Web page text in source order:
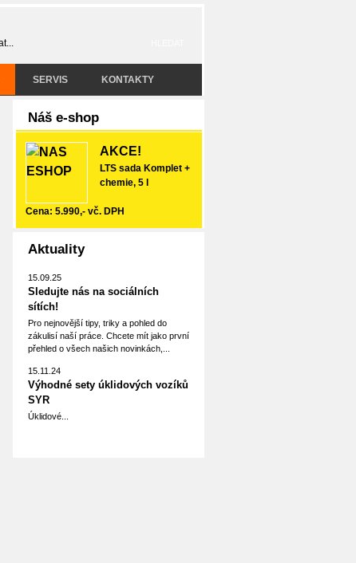
SERVIS KONTAKTY
Náš e-shop
AKCE!
LTS sada Komplet +
chemie, 5 l
Cena: 5.990,- vč. DPH
Aktuality
15.09.25
Sledujte nás na sociálních
sítích!
Pro nejnovější tipy, triky a pohled do
zákulisí naší práce. Chcete mít jako první
přehled o všech našich novinkách,...
15.11.24
Výhodné sety úklidových vozíků
SYR
Úklidové...